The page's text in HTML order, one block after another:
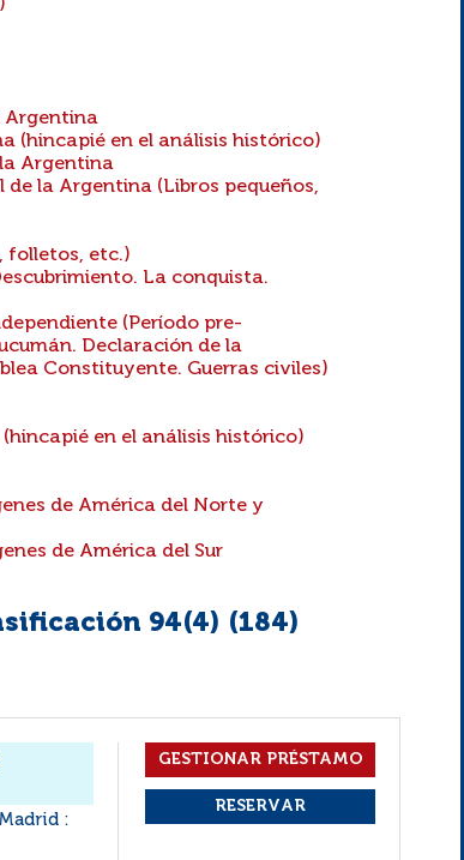
Argentina
(hincapié en el análisis histórico)
Argentina
la Argentina (Libros pequeños,
folletos, etc.)
La conquista.
(Período pre-
Declaración de la
Constituyente. Guerras civiles)
en el análisis histórico)
de América del Norte y
de América del Sur
94(4) (184)
Madrid :